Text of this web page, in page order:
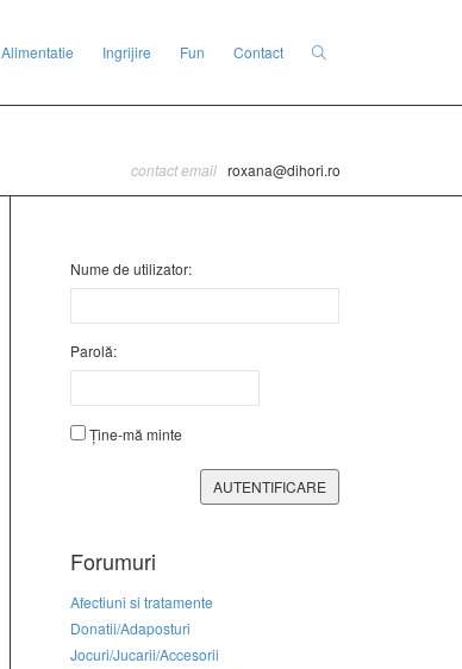
Alimentatie Ingrijire Fun Contact
contact email roxana@dihori.ro
Nume de utilizator:
Parolă:
Ține-mă minte
AUTENTIFICARE
Forumuri
Afectiuni si tratamente
Donatii/Adaposturi
Jocuri/Jucarii/Accesorii